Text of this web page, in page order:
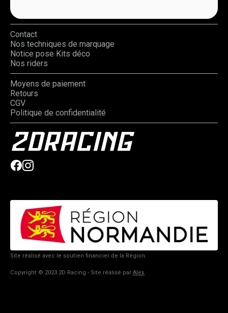
Contact
Nos techniques de marquage
Notice pose Kits déco
Nos riders
Moyens de paiement
Retours
CGV
Politique de confidentialité
Site réalisé avec le soutien financier de la Région.
Copyright © 2023 2D Racing - Site réalisé par Alex